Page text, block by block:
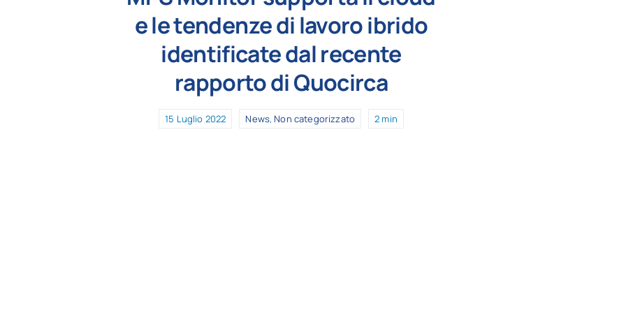
e le tendenze di lavoro ibrido
identificate dal recente
rapporto di Quocirca
15 Luglio 2022 News, Non categorizzato 2 min